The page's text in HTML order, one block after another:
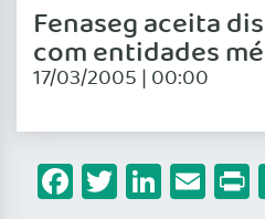
Fenaseg aceita
com entidades
17/03/2005 | 00:00
Facebook
Twitter